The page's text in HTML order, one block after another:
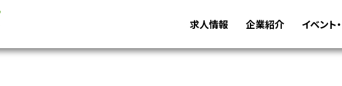
求人情報 企業紹介 イベント